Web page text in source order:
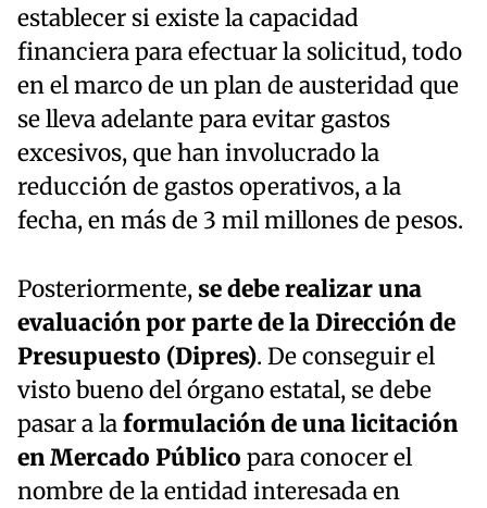
establecer si existe la capacidad
financiera para efectuar la solicitud, todo
en el marco de un plan de austeridad que
se lleva adelante para evitar gastos
excesivos, que han involucrado la
reducción de gastos operativos, a la
fecha, en más de 3 mil millones de pesos.
Posteriormente, se debe realizar una
evaluación por parte de la Dirección de
Presupuesto (Dipres). De conseguir el
visto bueno del órgano estatal, se debe
pasar a laformulación de una licitación
en Mercado Público para conocer el
nombre de la entidad interesada en